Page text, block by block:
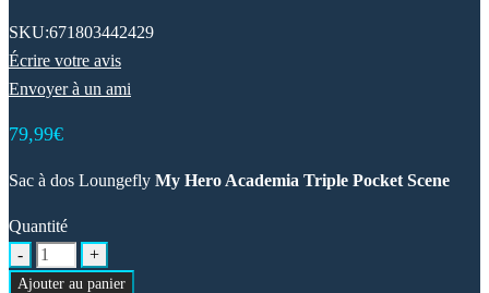
SKU:671803442429
Écrire votre avis
Envoyer à un ami
79,99€
Sac à dos Loungefly My Hero Academia Triple Pocket Scene
Quantité
Ajouter au panier